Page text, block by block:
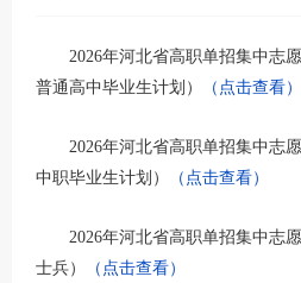
2026年河北省高职单招集中志愿
普通高中毕业生计划）
（点击查看）
2026年河北省高职单招集中志愿
中职毕业生计划）
（点击查看）
2026年河北省高职单招集中志愿
士兵）
（点击查看）